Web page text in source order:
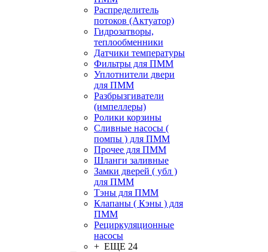
Распределитель
потоков (Актуатор)
Гидрозатворы,
теплообменники
Датчики температуры
Фильтры для ПММ
Уплотнители двери
для ПММ
Разбрызгиватели
(импеллеры)
Ролики корзины
Сливные насосы (
помпы ) для ПММ
Прочее для ПММ
Шланги заливные
Замки дверей ( убл )
для ПММ
Тэны для ПММ
Клапаны ( Кэны ) для
ПММ
Рециркуляционные
насосы
+ ЕЩЕ 24